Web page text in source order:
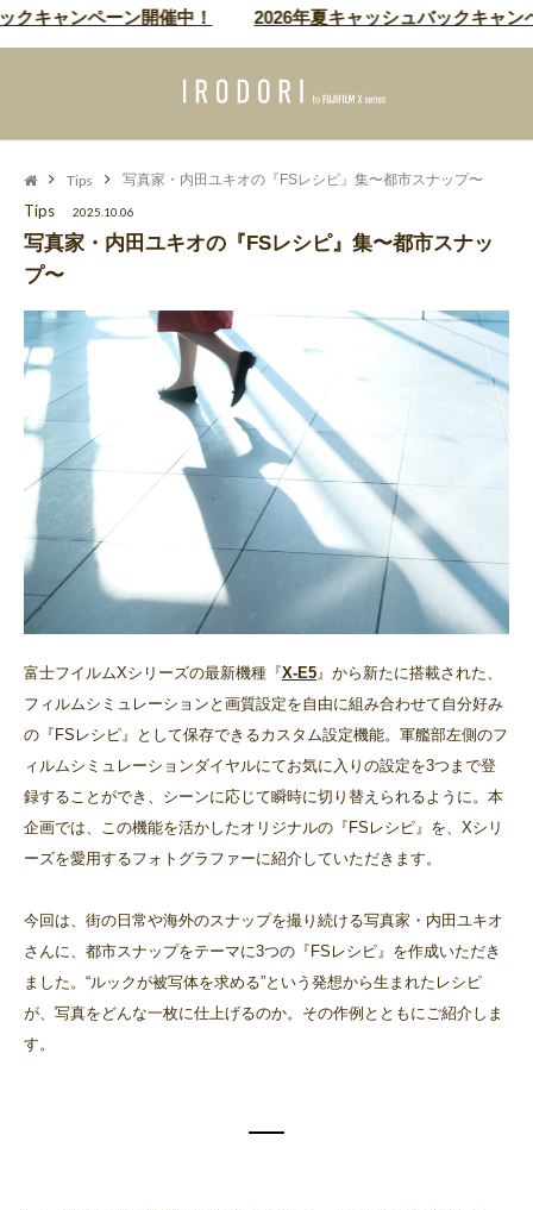
ンペーン開催中！ 2026年夏キャッシュバックキャンペーン
Tips 写真家・内田ユキオの『FSレシピ』集〜都市スナップ〜
Tips 2025.10.06
写真家・内田ユキオの『FSレシピ』集〜都市スナッ
プ〜
富士フイルムXシリーズの最新機種『X-E5』から新たに搭載された、
フィルムシミュレーションと画質設定を自由に組み合わせて自分好み
の『FSレシピ』として保存できるカスタム設定機能。軍艦部左側のフ
ィルムシミュレーションダイヤルにてお気に入りの設定を3つまで登
録することができ、シーンに応じて瞬時に切り替えられるように。本
企画では、この機能を活かしたオリジナルの『FSレシピ』を、Xシリ
ーズを愛用するフォトグラファーに紹介していただきます。
今回は、街の日常や海外のスナップを撮り続ける写真家・内田ユキオ
さんに、都市スナップをテーマに3つの『FSレシピ』を作成いただき
ました。“ルックが被写体を求める”という発想から生まれたレシピ
が、写真をどんな一枚に仕上げるのか。その作例とともにご紹介しま
す。